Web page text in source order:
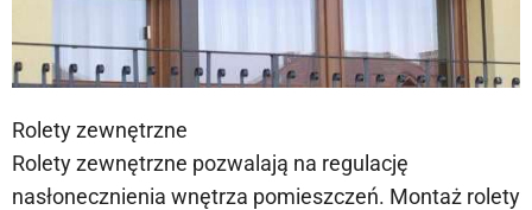
Rolety zewnętrzne
Rolety zewnętrzne pozwalają na regulację
nasłonecznienia wnętrza pomieszczeń. Montaż rolety